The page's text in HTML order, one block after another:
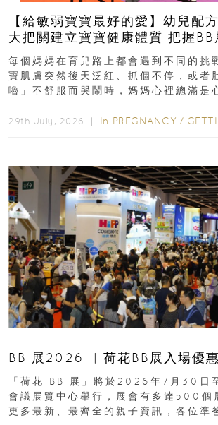
【給敏弱寶寶最好的愛】幼兒配
大把關建立寶寶健康體質 把握BB
每個媽媽在育兒路上都會遇到不同的挑
寶肌膚突然後天泛紅、抓個不停，或者
嚕」不舒服而哭鬧時，媽媽心裡總滿是
29th July, 2026 ｜ In PREGNANCY /
BB 展2026 ︳荷花BB展入場優
「荷花 BB 展」將於2026年7月30日
會議展覽中心舉行，展會有多達500個
更多最新、最齊全的親子資訊，各位準